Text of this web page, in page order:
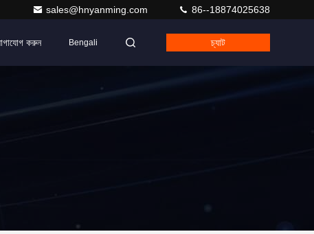
sales@hnyanming.com 86--18874025638
করুন Bengali চ্যাট